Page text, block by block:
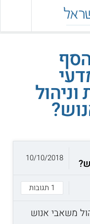
1 תגובות
10/10/2018
משאבי אנוש